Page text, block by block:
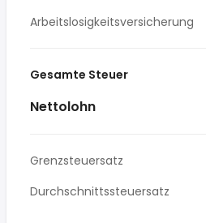
Arbeitslosigkeitsversicherung
Gesamte Steuer
Nettolohn
Grenzsteuersatz
Durchschnittssteuersatz